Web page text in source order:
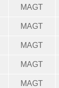
MAGT
MAGT
MAGT
MAGT
MAGT